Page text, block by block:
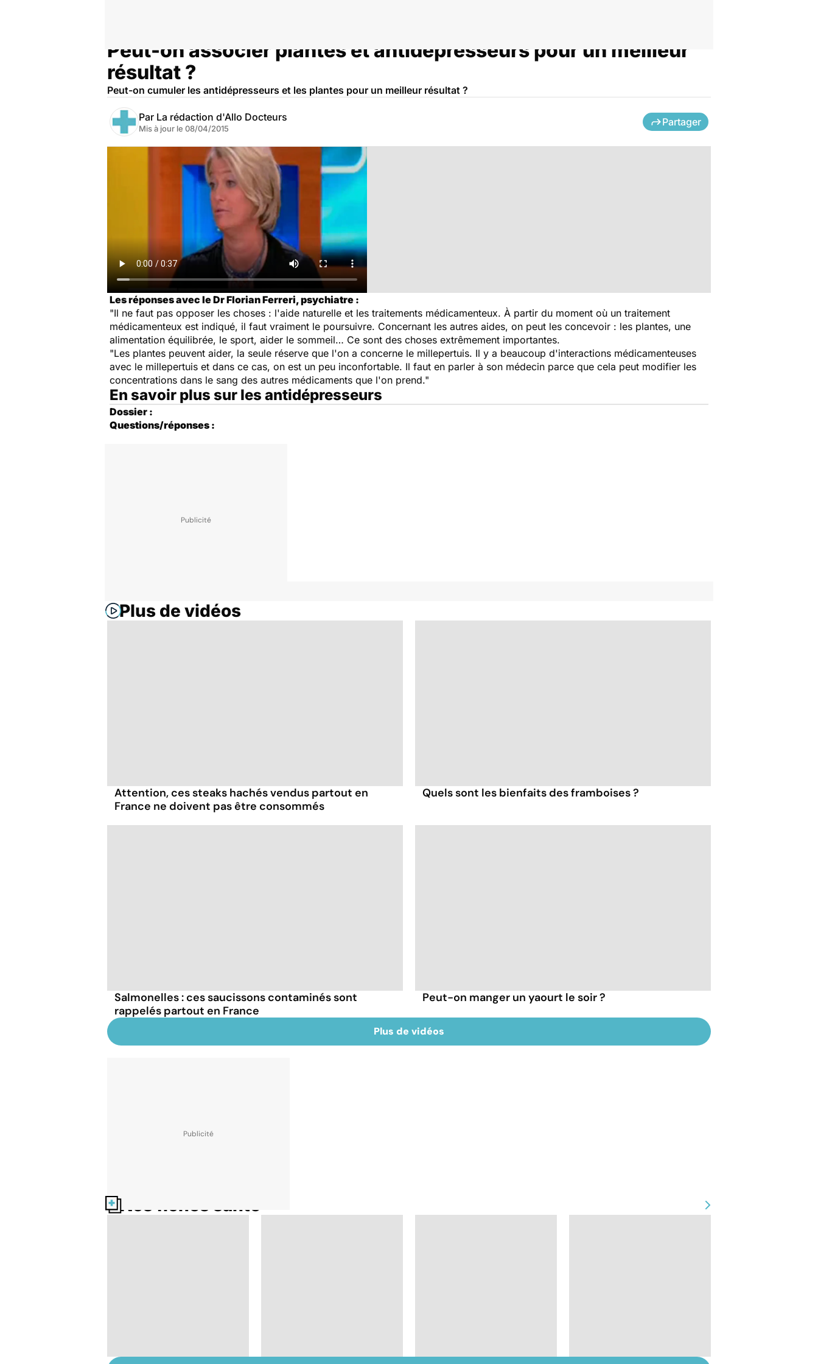
Peut-on associer plantes et antidépresseurs pour un meilleur
résultat ?
Peut-on cumuler les antidépresseurs et les plantes pour un meilleur résultat ?
Par La rédaction d'Allo Docteurs
Mis à jour le 08/04/2015
Partager
Les réponses avec le Dr Florian Ferreri, psychiatre :
"Il ne faut pas opposer les choses : l'aide naturelle et les traitements médicamenteux. À partir du moment où un traitement
médicamenteux est indiqué, il faut vraiment le poursuivre. Concernant les autres aides, on peut les concevoir : les plantes, une
alimentation équilibrée, le sport, aider le sommeil… Ce sont des choses extrêmement importantes.
"Les plantes peuvent aider, la seule réserve que l'on a concerne le millepertuis. Il y a beaucoup d'interactions médicamenteuses
avec le millepertuis et dans ce cas, on est un peu inconfortable. Il faut en parler à son médecin parce que cela peut modifier les
concentrations dans le sang des autres médicaments que l'on prend."
En savoir plus sur les antidépresseurs
Dossier :
Questions/réponses :
Plus de vidéos
Attention, ces steaks hachés vendus partout en
France ne doivent pas être consommés
Quels sont les bienfaits des framboises ?
Salmonelles : ces saucissons contaminés sont
rappelés partout en France
Peut-on manger un yaourt le soir ?
Plus de vidéos
Nos fiches santé